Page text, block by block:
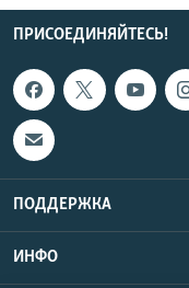
ПРИСОЕДИНЯЙТЕСЬ!
ПОДДЕРЖКА
ИНФО